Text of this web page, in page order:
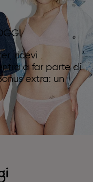
ricevi
a far parte di
extra: un